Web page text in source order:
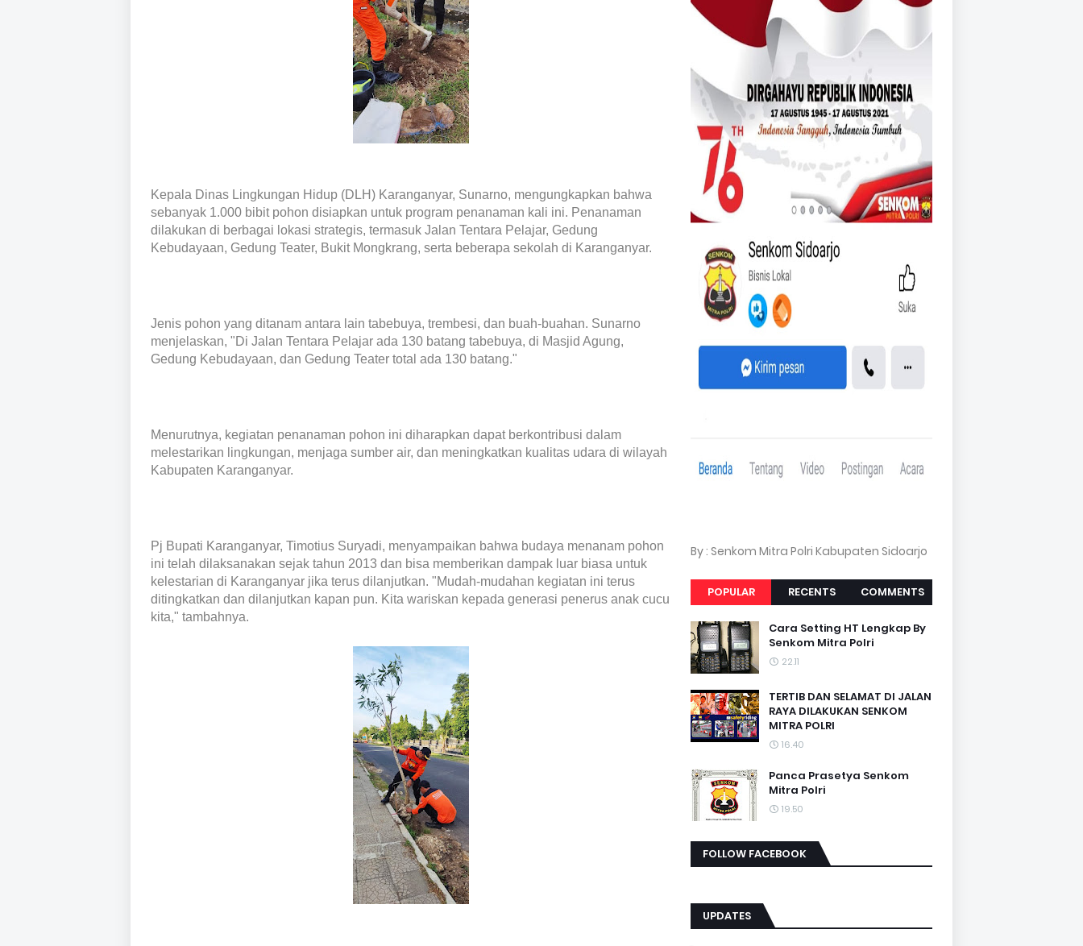
Kepala Dinas Lingkungan Hidup (DLH) Karanganyar, Sunarno, mengungkapkan bahwa
sebanyak 1.000 bibit pohon disiapkan untuk program penanaman kali ini. Penanaman
dilakukan di berbagai lokasi strategis, termasuk Jalan Tentara Pelajar, Gedung
Kebudayaan, Gedung Teater, Bukit Mongkrang, serta beberapa sekolah di Karanganyar.
Jenis pohon yang ditanam antara lain tabebuya, trembesi, dan buah-buahan. Sunarno
menjelaskan, "Di Jalan Tentara Pelajar ada 130 batang tabebuya, di Masjid Agung,
Gedung Kebudayaan, dan Gedung Teater total ada 130 batang."
Menurutnya, kegiatan penanaman pohon ini diharapkan dapat berkontribusi dalam
melestarikan lingkungan, menjaga sumber air, dan meningkatkan kualitas udara di wilayah
Kabupaten Karanganyar.
Pj Bupati Karanganyar, Timotius Suryadi, menyampaikan bahwa budaya menanam pohon
ini telah dilaksanakan sejak tahun 2013 dan bisa memberikan dampak luar biasa untuk
kelestarian di Karanganyar jika terus dilanjutkan. "Mudah-mudahan kegiatan ini terus
ditingkatkan dan dilanjutkan kapan pun. Kita wariskan kepada generasi penerus anak cucu
kita," tambahnya.
By : Senkom Mitra Polri Kabupaten Sidoarjo
POPULAR RECENTS COMMENTS
Cara Setting HT Lengkap By
Senkom Mitra Polri
22.11
TERTIB DAN SELAMAT DI JALAN
RAYA DILAKUKAN SENKOM
MITRA POLRI
16.40
Panca Prasetya Senkom
Mitra Polri
19.50
FOLLOW FACEBOOK
UPDATES